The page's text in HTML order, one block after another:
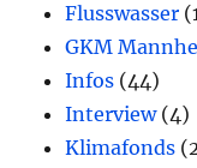
Flusswasser
GKM
Infos (44)
Interview(4)
Klimafonds